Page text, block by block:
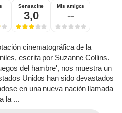
Sensacine
3,0
Mis amigos
--
cinematográfica de la
escrita por Suzanne Collins.
del hambre', nos muestra un
Unidos han sido devastados
en una nueva nación llamada
la ...